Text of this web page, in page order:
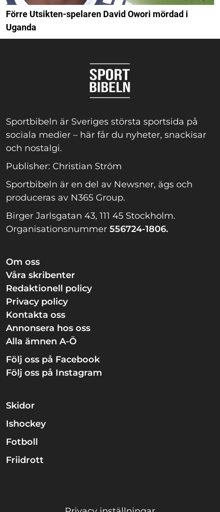
Förre Utsikten-spelaren David Owori mördad i
Uganda
Sportbibeln är Sveriges största sportsida på
sociala medier – här får du nyheter, snackisar
och nostalgi.
Publisher: Christian Ström
Sportbibeln är en del av Newsner, ägs och
produceras av N365 Group.
Birger Jarlsgatan 43, 111 45 Stockholm.
Organisationsnummer 556724-1806.
Om oss
Våra skribenter
Redaktionell policy
Privacy policy
Kontakta oss
Annonsera hos oss
Alla ämnen A-Ö
Följ oss på Facebook
Följ oss på Instagram
Skidor
Ishockey
Fotboll
Friidrott